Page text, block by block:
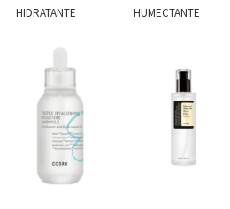
HIDRATANTE HUMECTANTE